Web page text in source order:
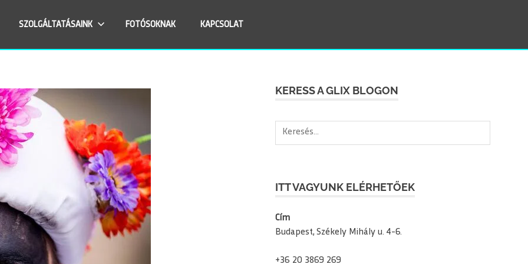
SZOLGÁLTATÁSAINK FOTÓSOKNAK KAPCSOLAT
KERESS A GLIX BLOGON
Keresés:
ITT VAGYUNK ELÉRHETŐEK
Cím
Budapest, Székely Mihály u. 4-6.
+36 20 3869 269